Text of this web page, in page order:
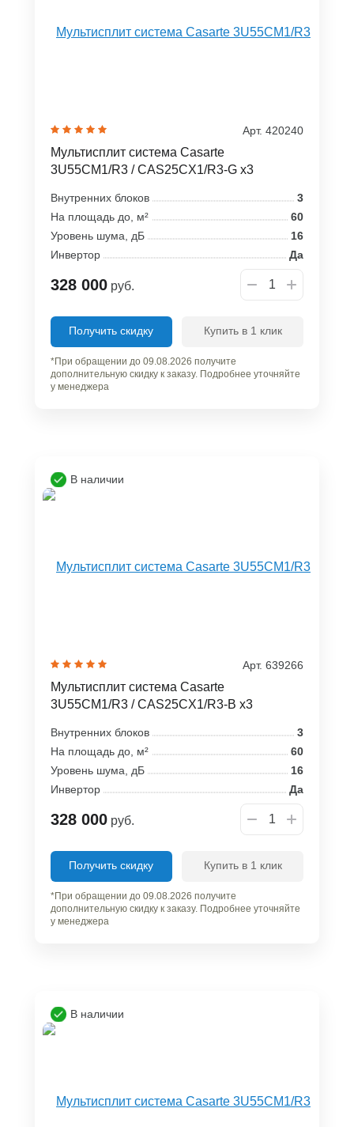
Арт. 420240
Мультисплит система Casarte
3U55CM1/R3 / CAS25CX1/R3-G x3
Внутренних блоков
3
На площадь до, м²
60
Уровень шума, дБ
16
Инвертор
Да
328 000 руб.
Получить скидку Купить в 1 клик
*При обращении до 09.08.2026 получите
дополнительную скидку к заказу. Подробнее уточняйте
у менеджера
В наличии
Арт. 639266
Мультисплит система Casarte
3U55CM1/R3 / CAS25CX1/R3-B x3
Внутренних блоков
3
На площадь до, м²
60
Уровень шума, дБ
16
Инвертор
Да
328 000 руб.
Получить скидку Купить в 1 клик
*При обращении до 09.08.2026 получите
дополнительную скидку к заказу. Подробнее уточняйте
у менеджера
В наличии